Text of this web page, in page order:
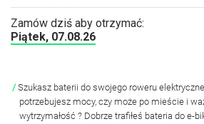
Zamów dziś aby otrzymać:
Piątek, 07.08.26
Szukasz baterii do swojego roweru
potrzebujesz mocy, czy może po mieście i
wytrzymałość ? Dobrze trafiłeś bateria do e-